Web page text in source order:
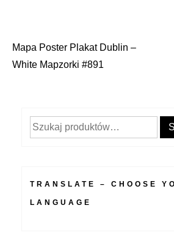
Nawigacja
Mapa Poster Plakat Dublin –
White Mapzorki #891
Szukaj:
TRANSLATE – CHOOSE
LANGUAGE